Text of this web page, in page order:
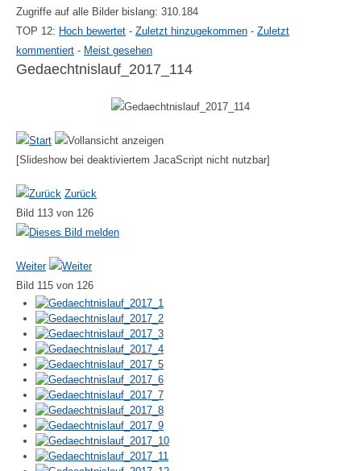
Zugriffe auf alle Bilder bislang: 310.184
TOP 12: Hoch bewertet - Zuletzt hinzugekommen - Zuletzt
kommentiert - Meist gesehen
Gedaechtnislauf_2017_114
[Slideshow bei deaktiviertem JacaScript nicht nutzbar]
Zurück
Bild 113 von 126
Weiter
Bild 115 von 126